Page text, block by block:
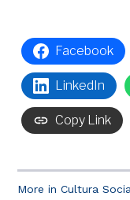
More in Cultura
Facebook
LinkedIn
Copy Link